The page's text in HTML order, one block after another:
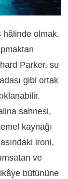
hâlinde olmak,
Parker, su
gibi ortak
sahnesi,
kaynağı
ironi,
ve
bütününe